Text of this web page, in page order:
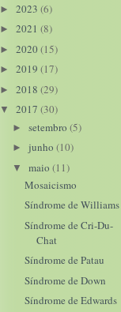
► 2023 (6)
► 2021 (8)
► 2020 (15)
► 2019 (17)
► 2018 (29)
▼ 2017 (30)
► setembro (5)
► junho (10)
▼ maio (11)
Mosaicismo
Síndrome de Williams
Síndrome de Cri-Du-
Chat
Síndrome de Patau
Síndrome de Down
Síndrome de Edwards